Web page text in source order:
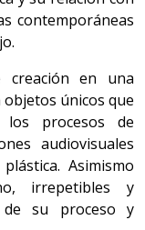
contemporáneas
creación en una
únicos que
procesos de
audiovisuales
Asimismo
irrepetibles y
de su proceso y